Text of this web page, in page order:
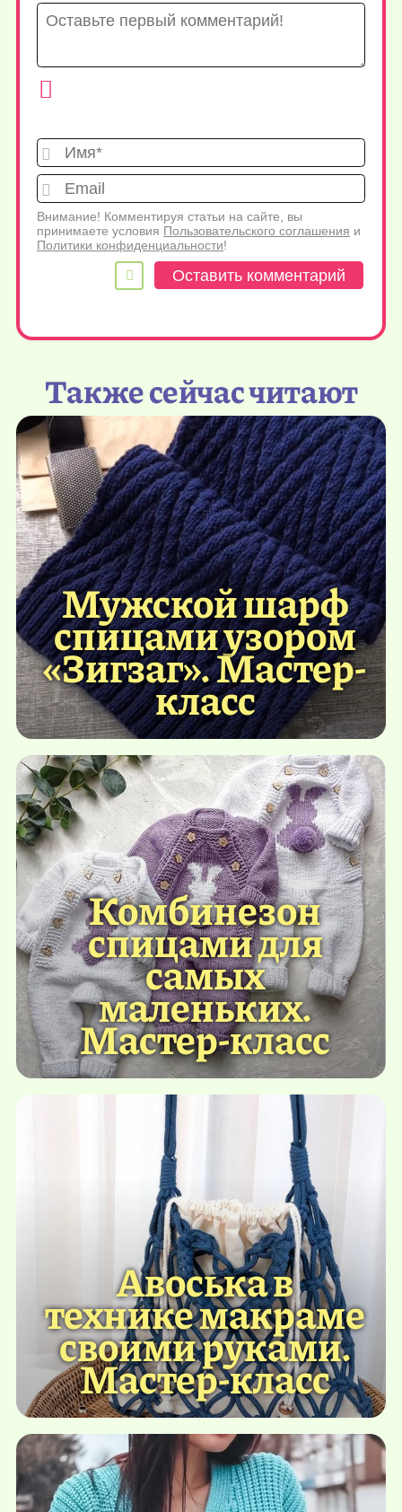
Имя*
Внимание! Комментируя статьи на сайте, вы
принимаете условия Пользовательского соглашения и
Политики конфиденциальности!
Также сейчас читают
Мужской шарф
спицами узором
«Зигзаг». Мастер-
класс
Комбинезон
спицами для
самых
маленьких.
Мастер-класс
Авоська в
технике макраме
своими руками.
Мастер-класс